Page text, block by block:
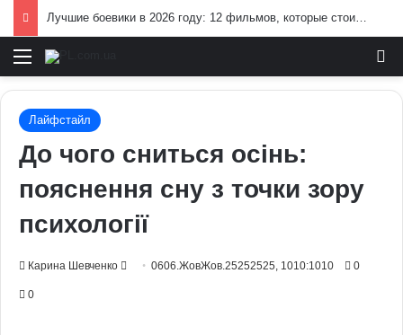
Лучшие боевики в 2026 году: 12 фильмов, которые стоит посмотреть
Меню
Лайфстайл
До чого сниться осінь:
пояснення сну з точки зору
психології
Карина Шевченко
Send0606.ЖовЖов.25252525, 1010:1010 0
0